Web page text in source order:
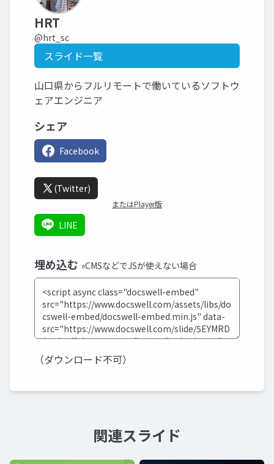
HRT
@hrt_sc
スライド一覧
山口県からフルリモートで働いているソフトウ
ェアエンジニア
シェア
Facebook
(Twitter)
またはPlayer版
LINE
埋め込む »CMSなどでJSが使えない場合
（ダウンロード不可）
関連スライド